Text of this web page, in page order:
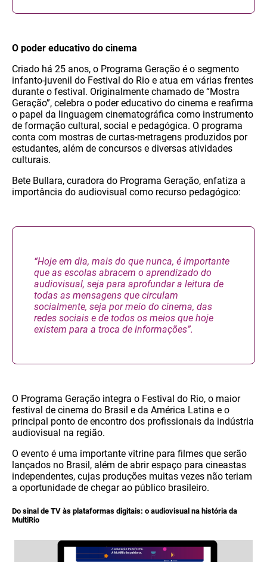
O poder educativo do cinema
Criado há 25 anos, o Programa Geração é o segmento
infanto-juvenil do Festival do Rio e atua em várias frentes
durante o festival. Originalmente chamado de “Mostra
Geração”, celebra o poder educativo do cinema e reafirma
o papel da linguagem cinematográfica como instrumento
de formação cultural, social e pedagógica. O programa
conta com mostras de curtas-metragens produzidos por
estudantes, além de concursos e diversas atividades
culturais.
Bete Bullara, curadora do Programa Geração, enfatiza a
importância do audiovisual como recurso pedagógico:
“Hoje em dia, mais do que nunca, é importante
que as escolas abracem o aprendizado do
audiovisual, seja para aprofundar a leitura de
todas as mensagens que circulam
socialmente, seja por meio do cinema, das
redes sociais e de todos os meios que hoje
existem para a troca de informações”.
O Programa Geração integra o Festival do Rio, o maior
festival de cinema do Brasil e da América Latina e o
principal ponto de encontro dos profissionais da indústria
audiovisual na região.
O evento é uma importante vitrine para filmes que serão
lançados no Brasil, além de abrir espaço para cineastas
independentes, cujas produções muitas vezes não teriam
a oportunidade de chegar ao público brasileiro.
Do sinal de TV às plataformas digitais: o audiovisual na história da
MultiRio